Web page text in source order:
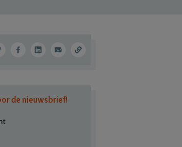
de nieuwsbrief!